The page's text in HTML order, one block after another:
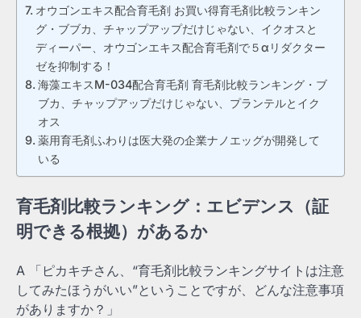
オウゴンエキス配合育毛剤 お買い得育毛剤比較ランキン
グ・ブブカ、チャップアップだけじゃない、イクオスと
ディーパー、オウゴンエキス配合育毛剤で５αリダクター
ゼを抑制する！
海藻エキスM-034配合育毛剤 育毛剤比較ランキング・ブ
ブカ、チャップアップだけじゃない、プランテルとイク
オス
薬用育毛剤ふわりは医大発の企業ナノエッグが開発して
いる
育毛剤比較ランキング：エビデンス（証
明できる根拠）があるか
A 「ピカキチさん、“育毛剤比較ランキングサイトは注意
してみたほうがいい”ということですが、どんな注意事項
がありますか？」